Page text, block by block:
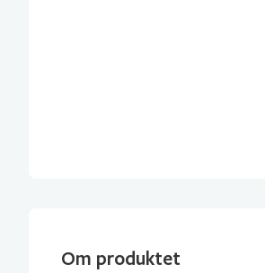
Om produktet